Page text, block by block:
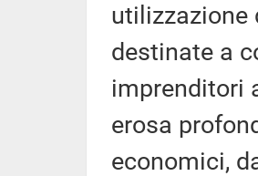
utilizzazione
destinate a
imprenditori
erosa
economici,